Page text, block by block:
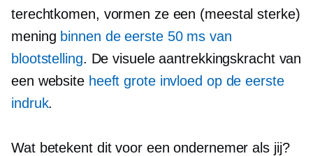
terechtkomen, vormen ze een (meestal sterke)
mening binnen de eerste 50 ms van
blootstelling. De visuele aantrekkingskracht van
een website heeft grote invloed op de eerste
indruk.
Wat betekent dit voor een ondernemer als jij?